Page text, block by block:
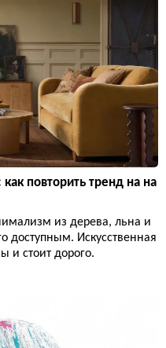
повторить тренд на на
из дерева, льна и
доступным. Искусственная
и стоит дорого.